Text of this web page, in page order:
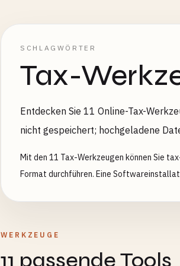
SCHLAGWÖRTER
Tax-
Entdecken Sie 11 Online-Tax-
nicht gespeichert; hochgeladene
Mit den 11 Tax-Werkzeugen können Sie
Format durchführen. Eine
WERKZEUGE
11 passende Tools